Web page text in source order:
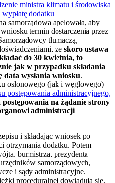
ministra klimatu i środowiska
dodatku
samorządowa apelowała, aby
termin dostarczenia przez
tłumaczą,
że skoro ustawa
do 30 kwietnia, to
jak w przypadku składania
wysłania wniosku.
osłonowego (jak i węglowego)
postępowania administracyjnego,
postępowania na żądanie strony
administracji
i składając wniosek po
otrzymania dodatku. Potem
burmistrza, prezydenta
samorządowych,
i sądy administracyjne.
proceduralnej dowiadują się,